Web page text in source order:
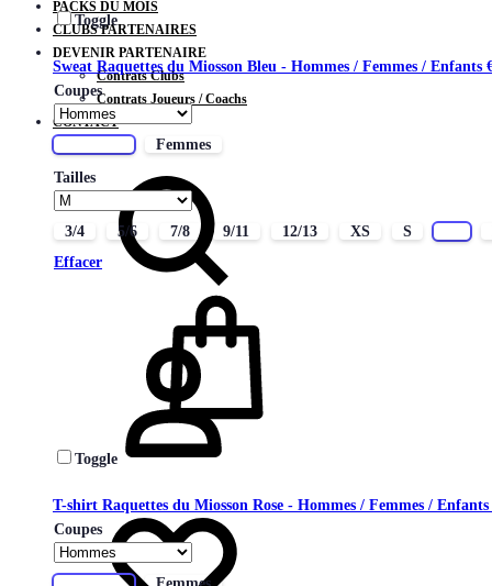
PACKS DU MOIS
CLUBS PARTENAIRES
DEVENIR PARTENAIRE
Contrats Clubs
Contrats Joueurs / Coachs
CONTACT
Liste
Toggle
Sweat Raquettes du Miosson Bleu - Hommes / Femmes / Enfants
Coupes
Femmes
Tailles
3/4 5/6 7/8 9/11 12/13 XS S
Effacer
Toggle
T-shirt Raquettes du Miosson Rose - Hommes / Femmes / Enfants
Coupes